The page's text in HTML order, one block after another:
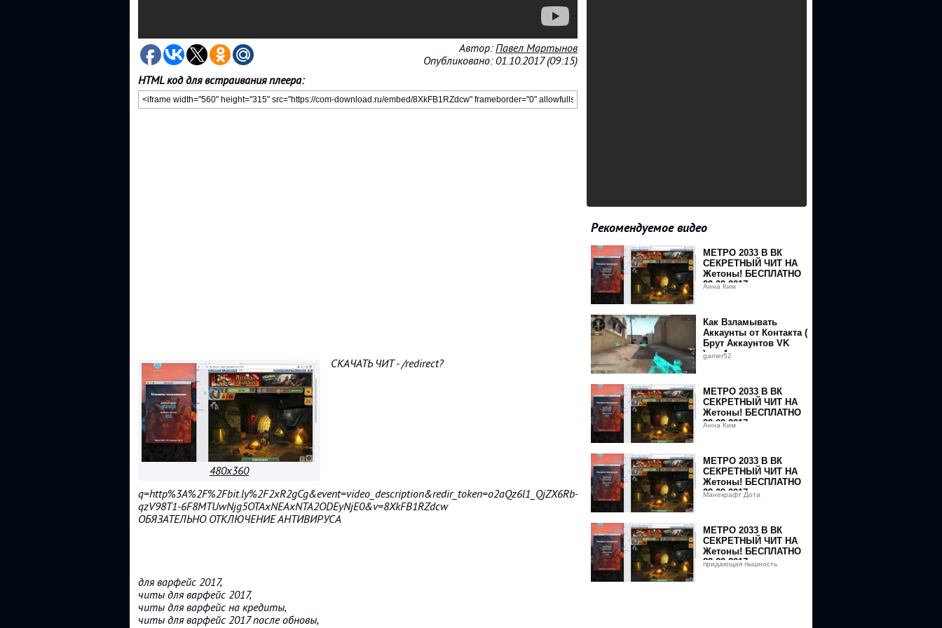
Автор:Павел Мартынов
Опубликовано: 01.10.2017 (09:15)
HTML код для встраивания плеера:
480x360
СКАЧАТЬ ЧИТ - /redirect?
q=http%3A%2F%2Fbit.ly%2F2xR2gCg&event=video_description&redir_token=o2aQz6l1_QjZX6Rb-
qzV98T1-6F8MTUwNjg5OTAxNEAxNTA2ODEyNjE0&v=8XkFB1RZdcw
ОБЯЗАТЕЛЬНО ОТКЛЮЧЕНИЕ АНТИВИРУСА
для варфейс 2017,
читы для варфейс 2017,
читы для варфейс на кредиты,
читы для варфейс 2017 после обновы,
Рекомендуемое видео
МЕТРО 2033 В ВК
СЕКРЕТНЫЙ ЧИТ НА
Жетоны! БЕСПЛАТНО
29 09 2017
Анна Ким
Как Взламывать
Аккаунты от Контакта (
Брут Аккаунтов VK
).mp4
gamer52
МЕТРО 2033 В ВК
СЕКРЕТНЫЙ ЧИТ НА
Жетоны! БЕСПЛАТНО
29 09 2017
Анна Ким
МЕТРО 2033 В ВК
СЕКРЕТНЫЙ ЧИТ НА
Жетоны! БЕСПЛАТНО
29 09 2017
Манекрафт Дота
МЕТРО 2033 В ВК
СЕКРЕТНЫЙ ЧИТ НА
Жетоны! БЕСПЛАТНО
29 09 2017
придающая пышность